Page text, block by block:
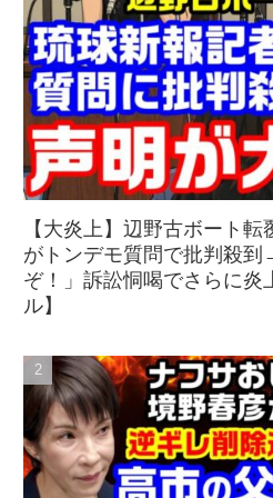
【大炎上】辺野古ボート
がトンデモ質問で批判殺
ぞ！」訴訟恫喝でさらに炎
ル】